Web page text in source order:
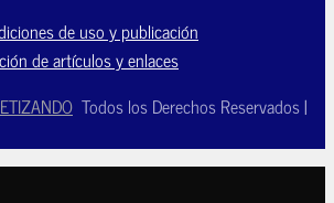
de uso y publicación
de artículos y enlaces
Todos los Derechos Reservados |